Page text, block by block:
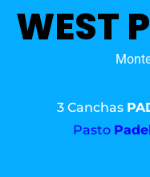
WEST
3 Canchas
Pasto